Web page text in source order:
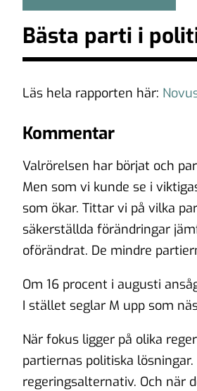
Bästa parti i
Läs hela rapporten här:
Kommentar
Valrörelsen har börjat och
Men som vi kunde se i
som ökar. Tittar vi på vilka
säkerställda förändringar
oförändrat. De mindre
Om 16 procent i augusti
I stället seglar M upp som
När fokus ligger på olika
partiernas politiska
regeringsalternativ. Och när